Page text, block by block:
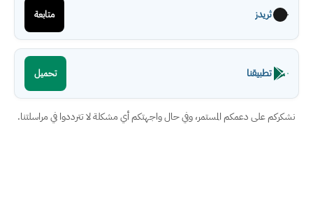
ثريدز متابعة
تطبيقنا تحميل
نشكركم على دعمكم المستمر، وفي حال واجهتكم أي مشكلة لا تترددوا في مراسلتنا.